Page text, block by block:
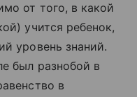
от того, в какой
учится ребенок,
уровень знаний.
был разнобой в
в